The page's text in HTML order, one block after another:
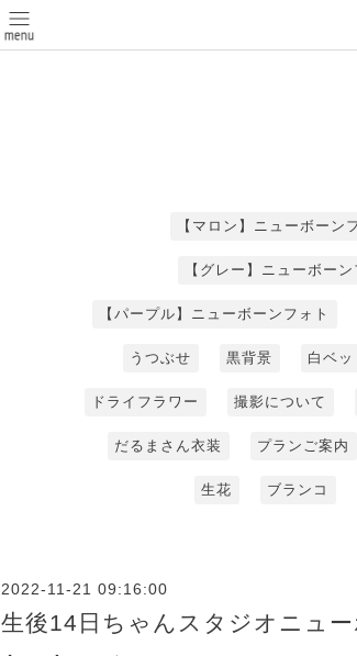
【マロン】ニューボーン
【グレー】ニューボーン
【パープル】ニューボーンフォト
うつぶせ 黒背景 白ベッ
ドライフラワー 撮影について
だるまさん衣装 プランご案内
生花 ブランコ
2022-11-21 09:16:00
生後14日ちゃんスタジオニュー